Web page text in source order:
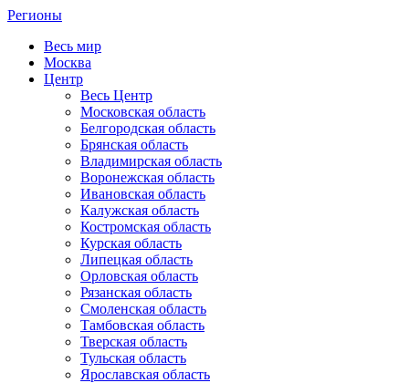
Регионы
Весь мир
Москва
Центр
Весь Центр
Московская область
Белгородская область
Брянская область
Владимирская область
Воронежская область
Ивановская область
Калужская область
Костромская область
Курская область
Липецкая область
Орловская область
Рязанская область
Смоленская область
Тамбовская область
Тверская область
Тульская область
Ярославская область